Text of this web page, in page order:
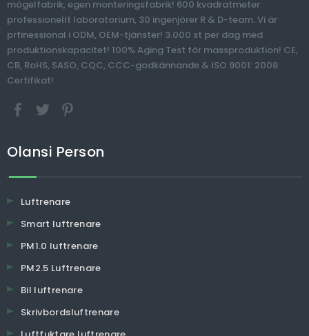
mögelfabrik, egen monteringsfabrik! 600 kvadratmeter
professionellt laboratorium, 30 ingenjörer R & D-team. Vi är
prfinessional i ODM, OEM-tjänster! 3.000 st per dag med
produktionskapacitet! 100% Aging Test för massproduktion! CE,
CB, RoHS, SASO, CQC, CCC-godkännande & ISO 9001: 2008
Certifikat!
Olansi Person
Luftrenare
Smart luftrenare
PM1.0 luftrenare
PM2.5 Luftrenare
Bil luftrenare
Skrivbordsluftrenare